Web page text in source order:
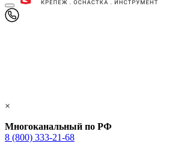
×
Многоканальный по РФ
8 (800) 333‑21-68